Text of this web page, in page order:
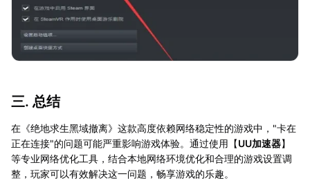
三. 总结
在《绝地求生黑域撤离》这款高度依赖网络稳定性的游戏中，"卡在
正在连接"的问题可能严重影响游戏体验。通过使用【UU加速器】
等专业网络优化工具，结合本地网络环境优化和合理的游戏设置调
整，玩家可以有效解决这一问题，畅享游戏的乐趣。